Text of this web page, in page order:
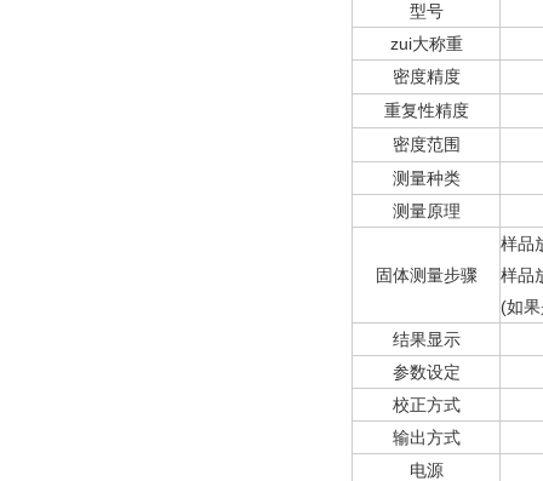
型号
zui大称重
密度精度
重复性精度
密度范围
测量种类
测量原理
固体测量步骤
样品
样品
(如
结果显示
参数设定
校正方式
输出方式
电源